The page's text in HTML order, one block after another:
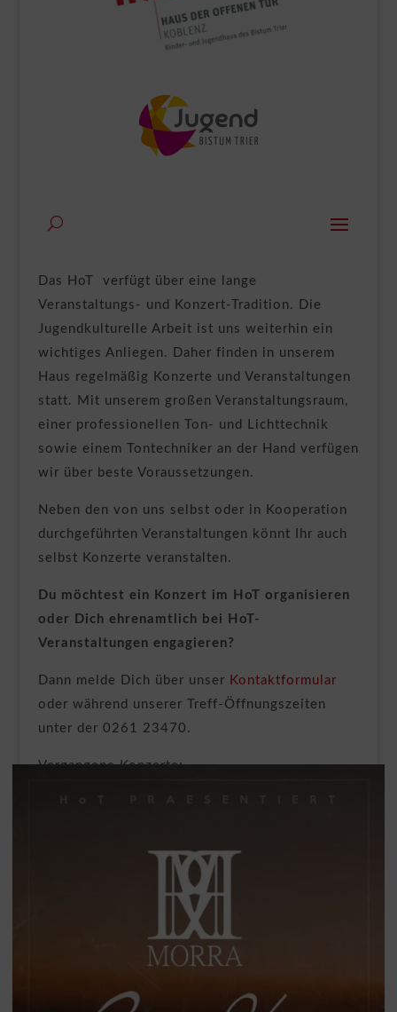
Das HoT verfügt über eine lange
Veranstaltungs- und Konzert-Tradition. Die
Jugendkulturelle Arbeit ist uns weiterhin ein
wichtiges Anliegen. Daher finden in unserem
Haus regelmäßig Konzerte und Veranstaltungen
statt. Mit unserem großen Veranstaltungsraum,
einer professionellen Ton- und Lichttechnik
sowie einem Tontechniker an der Hand verfügen
wir über beste Voraussetzungen.
Neben den von uns selbst oder in Kooperation
durchgeführten Veranstaltungen könnt Ihr auch
selbst Konzerte veranstalten.
Du möchtest ein Konzert im HoT organisieren
oder Dich ehrenamtlich bei HoT-
Veranstaltungen engagieren?
Dann melde Dich über unser Kontaktformular
oder während unserer Treff-Öffnungszeiten
unter der 0261 23470.
Vergangene Konzerte: